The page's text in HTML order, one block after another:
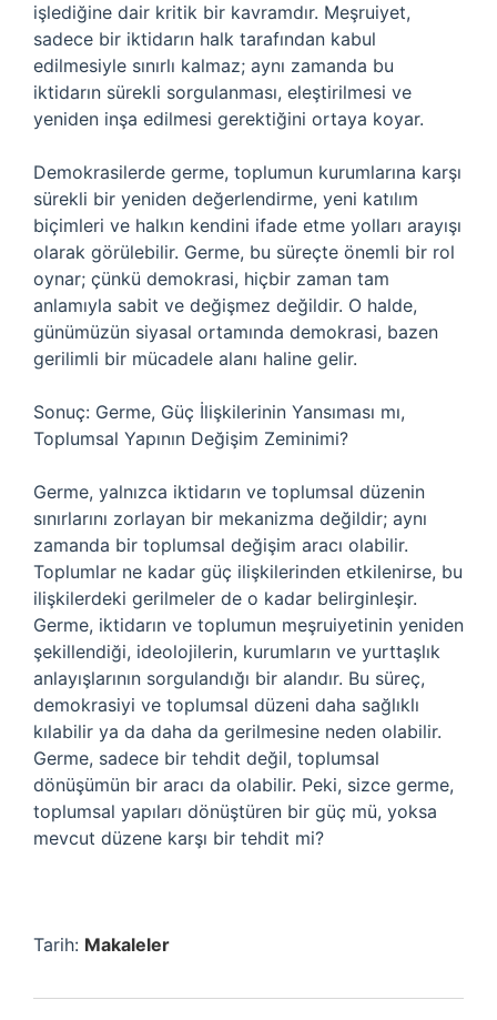
işlediğine dair kritik bir kavramdır. Meşruiyet,
sadece bir iktidarın halk tarafından kabul
edilmesiyle sınırlı kalmaz; aynı zamanda bu
iktidarın sürekli sorgulanması, eleştirilmesi ve
yeniden inşa edilmesi gerektiğini ortaya koyar.
Demokrasilerde germe, toplumun kurumlarına karşı
sürekli bir yeniden değerlendirme, yeni katılım
biçimleri ve halkın kendini ifade etme yolları arayışı
olarak görülebilir. Germe, bu süreçte önemli bir rol
oynar; çünkü demokrasi, hiçbir zaman tam
anlamıyla sabit ve değişmez değildir. O halde,
günümüzün siyasal ortamında demokrasi, bazen
gerilimli bir mücadele alanı haline gelir.
Sonuç: Germe, Güç İlişkilerinin Yansıması mı,
Toplumsal Yapının Değişim Zeminimi?
Germe, yalnızca iktidarın ve toplumsal düzenin
sınırlarını zorlayan bir mekanizma değildir; aynı
zamanda bir toplumsal değişim aracı olabilir.
Toplumlar ne kadar güç ilişkilerinden etkilenirse, bu
ilişkilerdeki gerilmeler de o kadar belirginleşir.
Germe, iktidarın ve toplumun meşruiyetinin yeniden
şekillendiği, ideolojilerin, kurumların ve yurttaşlık
anlayışlarının sorgulandığı bir alandır. Bu süreç,
demokrasiyi ve toplumsal düzeni daha sağlıklı
kılabilir ya da daha da gerilmesine neden olabilir.
Germe, sadece bir tehdit değil, toplumsal
dönüşümün bir aracı da olabilir. Peki, sizce germe,
toplumsal yapıları dönüştüren bir güç mü, yoksa
mevcut düzene karşı bir tehdit mi?
Tarih: Makaleler